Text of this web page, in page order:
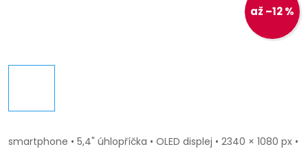
až –12 %
smartphone • 5,4" úhlopříčka • OLED displej • 2340 × 1080 px •